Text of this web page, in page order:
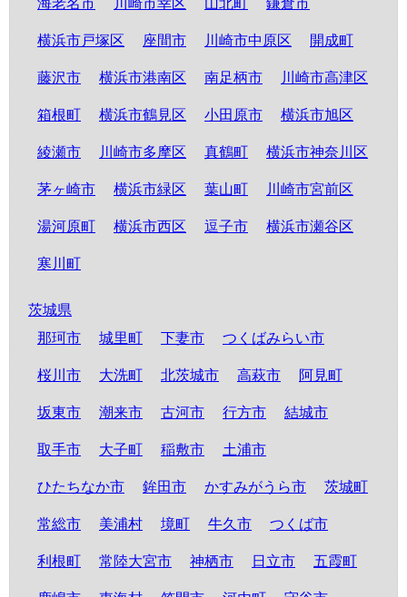
海老名市 川崎市幸区 山北町 鎌倉市
横浜市戸塚区 座間市 川崎市中原区 開成町
藤沢市 横浜市港南区 南足柄市 川崎市高津区
箱根町 横浜市鶴見区 小田原市 横浜市旭区
綾瀬市 川崎市多摩区 真鶴町 横浜市神奈川区
茅ヶ崎市 横浜市緑区 葉山町 川崎市宮前区
湯河原町 横浜市西区 逗子市 横浜市瀬谷区
寒川町
茨城県
那珂市
城里町 下妻市 つくばみらい市
桜川市 大洗町 北茨城市 高萩市 阿見町
坂東市 潮来市 古河市 行方市 結城市
取手市 大子町 稲敷市 土浦市
ひたちなか市 鉾田市 かすみがうら市 茨城町
常総市 美浦村 境町 牛久市 つくば市
利根町 常陸大宮市 神栖市 日立市 五霞町